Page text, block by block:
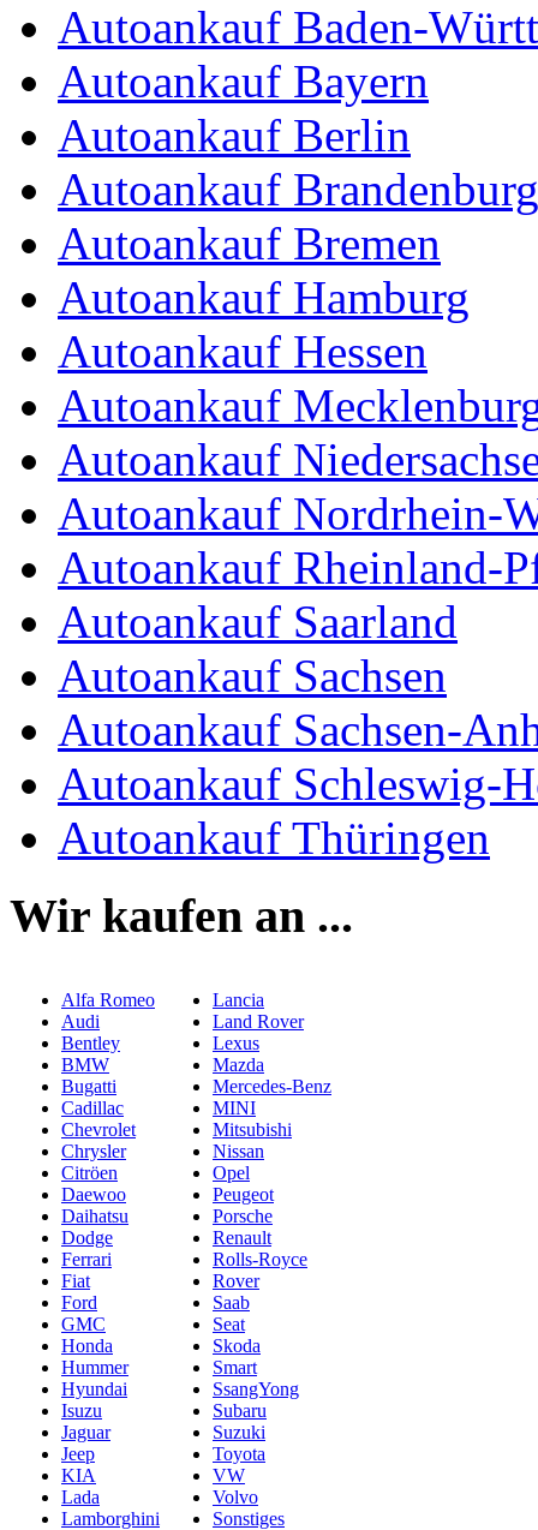
Autoankauf Baden-
Autoankauf Bayern
Autoankauf Berlin
Autoankauf Brandenburg
Autoankauf Bremen
Autoankauf Hamburg
Autoankauf Hessen
Autoankauf
Autoankauf
Autoankauf Nordrhein-
Autoankauf Rheinland-
Autoankauf Saarland
Autoankauf Sachsen
Autoankauf Sachsen-
Autoankauf Schleswig-
Autoankauf Thüringen
Wir kaufen an ...
Alfa Romeo
Audi
Bentley
BMW
Bugatti
Cadillac
Chevrolet
Chrysler
Citröen
Daewoo
Daihatsu
Dodge
Ferrari
Fiat
Ford
GMC
Honda
Hummer
Hyundai
Isuzu
Jaguar
Jeep
KIA
Lada
Lamborghini
Lancia
Land Rover
Lexus
Mazda
Mercedes-Benz
MINI
Mitsubishi
Nissan
Opel
Peugeot
Porsche
Renault
Rolls-Royce
Rover
Saab
Seat
Skoda
Smart
SsangYong
Subaru
Suzuki
Toyota
VW
Volvo
Sonstiges